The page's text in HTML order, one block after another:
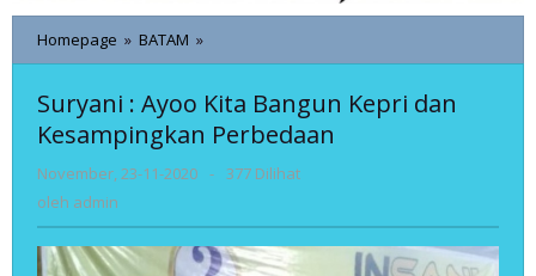
Homepage » BATAM »
:
Kita
Bangun
dan
Suryani : Ayoo Kita Bangun Kepri dan
Kesampingkan Perbedaan
November, 23-11-2020 oleh
- 377 Dilihat
oleh admin